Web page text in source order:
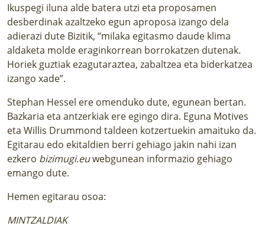
Ikuspegi iluna alde batera utzi eta proposamen
desberdinak azaltzeko egun aproposa izango dela
adierazi dute Bizitik, “milaka egitasmo daude klima
aldaketa molde eraginkorrean borrokatzen dutenak.
Horiek guztiak ezagutaraztea, zabaltzea eta biderkatzea
izango xade”.
Stephan Hessel ere omenduko dute, egunean bertan.
Bazkaria eta antzerkiak ere egingo dira. Eguna Motives
eta Willis Drummond taldeen kotzertuekin amaituko da.
Egitarau edo ekitaldien berri gehiago jakin nahi izan
ezkero bizimugi.euwebgunean informazio gehiago
emango dute.
Hemen egitarau osoa:
MINTZALDIAK